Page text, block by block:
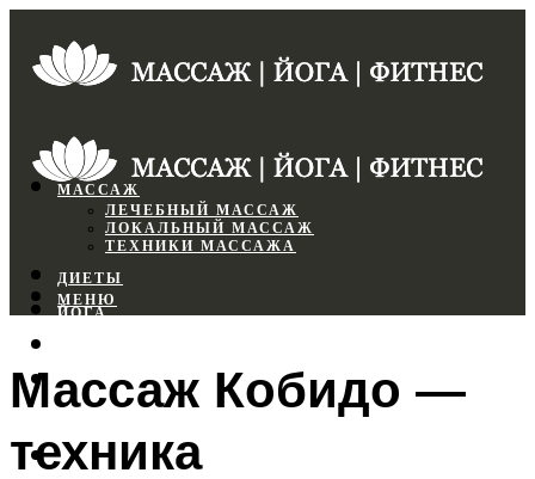
МАССАЖ
ЛЕЧЕБНЫЙ МАССАЖ
ЛОКАЛЬНЫЙ МАССАЖ
ТЕХНИКИ МАССАЖА
ДИЕТЫ
ЙОГА
ФИТНЕС
МЕНЮ
МЕНЮ
Массаж Кобидо —
техника